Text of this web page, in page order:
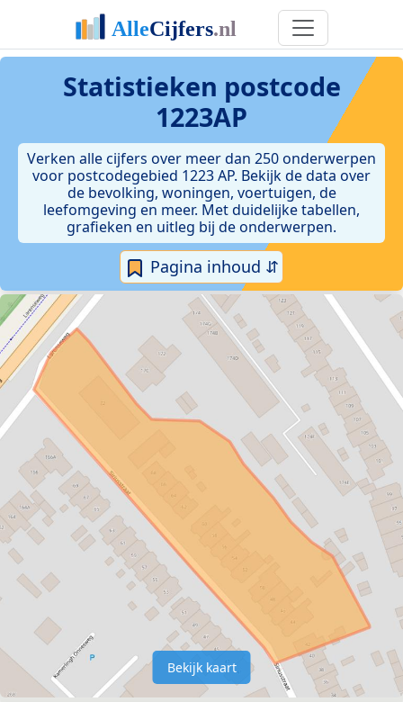
Statistieken postcode
1223AP
Verken alle cijfers over meer dan 250 onderwerpen
voor postcodegebied 1223 AP. Bekijk de data over
de bevolking, woningen, voertuigen, de
leefomgeving en meer. Met duidelijke tabellen,
grafieken en uitleg bij de onderwerpen.
Pagina inhoud ⇵
Bekijk kaart